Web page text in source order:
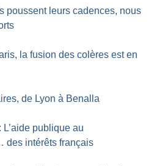
poussent leurs cadences, nous
la fusion des colères est en
de Lyon à Benalla
L’aide publique au
des intérêts français